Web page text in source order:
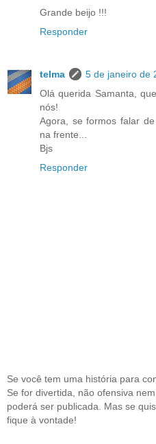
Grande beijo !!!
Responder
telma
5 de janeiro de
Olá querida Samanta,
nós!
Agora, se formos falar
na frente...
Bjs
Responder
Se você tem uma história para
Se for divertida, não ofensiva
poderá ser publicada. Mas se
fique à vontade!